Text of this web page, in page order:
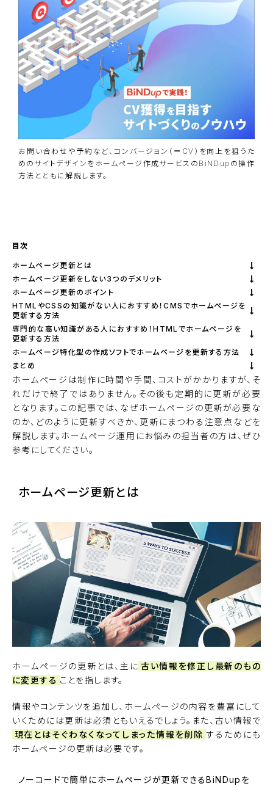
お問い合わせや予約など、コンバージョン（＝CV）を向上を狙うた
めのサイトデザインをホームページ作成サービスのBiNDupの操作
方法とともに解説します。
目次
ホームページ更新とは
ホームページ更新をしない3つのデメリット
ホームページ更新のポイント
HTMLやCSSの知識がない人におすすめ！CMSでホームページを
更新する方法
専門的な高い知識がある人におすすめ！HTMLでホームページを
更新する方法
ホームページ特化型の作成ソフトでホームページを更新する方法
まとめ
ホームページは制作に時間や手間、コストがかかりますが、そ
れだけで終了ではありません。その後も定期的に更新が必要
となります。この記事では、なぜホームページの更新が必要な
のか、どのように更新すべきか、更新にまつわる注意点などを
解説します。ホームページ運用にお悩みの担当者の方は、ぜひ
参考にしてください。
ホームページ更新とは
ホームページの更新とは、主に 古い情報を修正し最新のもの
に変更する ことを指します。
情報やコンテンツを追加し、ホームページの内容を豊富にして
いくためには更新は必須ともいえるでしょう。また、古い情報で
現在とはそぐわなくなってしまった情報を削除 するためにも
ホームページの更新は必要です。
ノーコードで簡単にホームページが更新できるBiNDupを